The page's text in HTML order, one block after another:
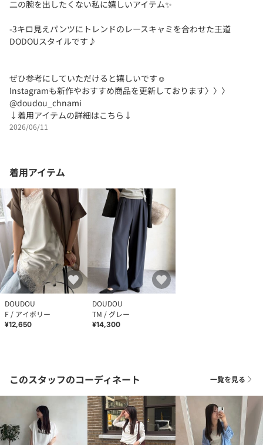
二の腕を出したくない私に嬉しいアイテム✨
-3キロ見えパンツにトレンドのレースキャミを合わせた王道
DODOUスタイルです♪
ぜひ参考にしていただけると嬉しいです☺︎
Instagramも新作やおすすめ商品を更新しております〉〉〉
@doudou_chnami
↓着用アイテムの詳細はこちら↓
2026/06/11
着用アイテム
DOUDOU
F / アイボリー
¥12,650
DOUDOU
TM / グレー
¥14,300
このスタッフのコーディネート 一覧を見る